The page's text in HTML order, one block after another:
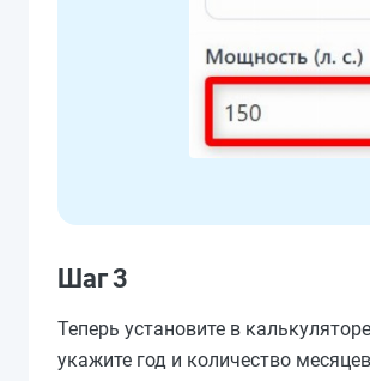
Шаг 3
Теперь установите в
укажите год и количество